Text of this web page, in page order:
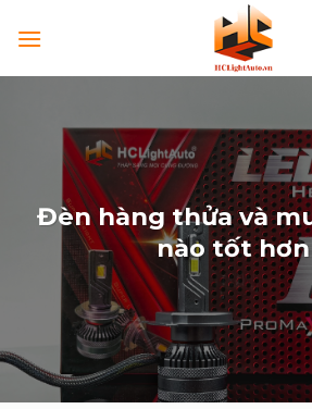
Đèn hàng thửa và
nào tốt hơn